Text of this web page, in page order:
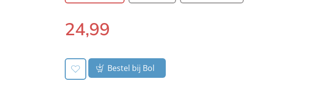
Paperback:
24,99
Bestel bij Bol